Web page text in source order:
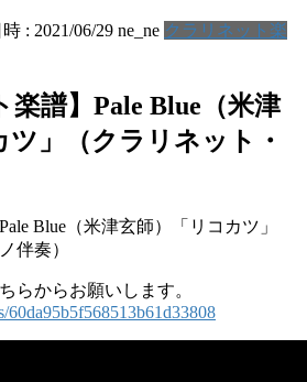
: 2021/06/29 ne_ne クラリネット楽
楽譜】Pale Blue（米津
」（クラリネット・
Blue（米津玄師）「リコカツ」
伴奏）
らからお願いします。
60da95b5f568513b61d33808